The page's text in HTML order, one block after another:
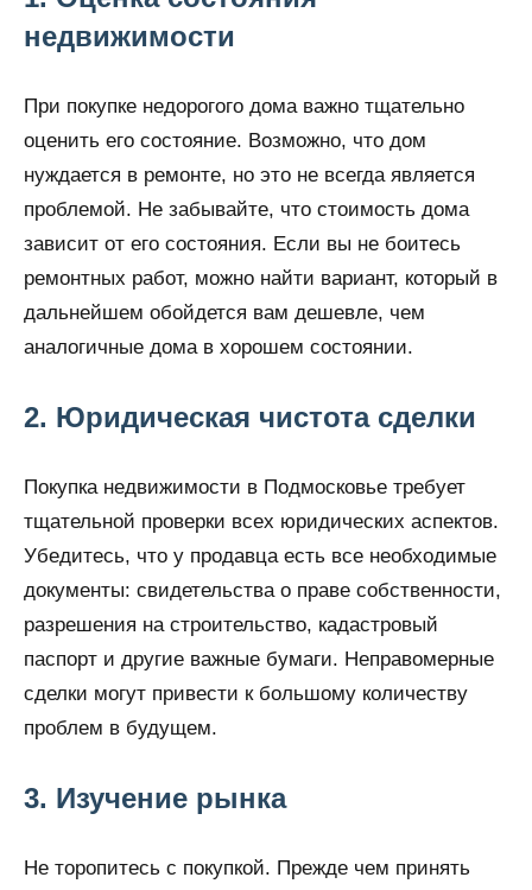
недвижимости
При покупке недорогого дома важно тщательно
оценить его состояние. Возможно, что дом
нуждается в ремонте, но это не всегда является
проблемой. Не забывайте, что стоимость дома
зависит от его состояния. Если вы не боитесь
ремонтных работ, можно найти вариант, который в
дальнейшем обойдется вам дешевле, чем
аналогичные дома в хорошем состоянии.
2. Юридическая чистота сделки
Покупка недвижимости в Подмосковье требует
тщательной проверки всех юридических аспектов.
Убедитесь, что у продавца есть все необходимые
документы: свидетельства о праве собственности,
разрешения на строительство, кадастровый
паспорт и другие важные бумаги. Неправомерные
сделки могут привести к большому количеству
проблем в будущем.
3. Изучение рынка
Не торопитесь с покупкой. Прежде чем принять